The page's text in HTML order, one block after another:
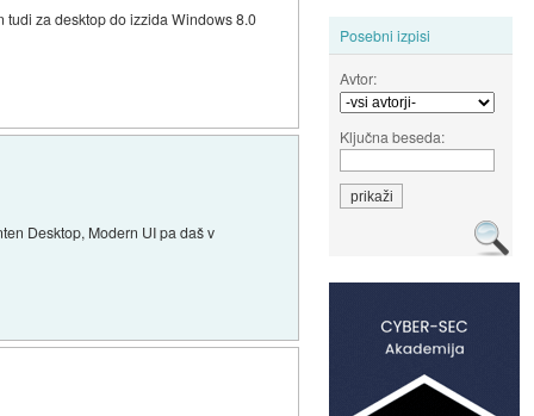
Posebni izpisi
Avtor:
Ključna beseda:
tudi za desktop do izzida Windows 8.0
Desktop, Modern UI pa daš v